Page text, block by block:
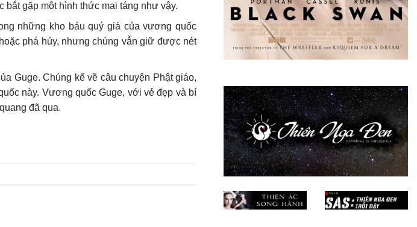
bắt gặp một hình thức mai táng như vậy.
những kho báu quý giá của vương quốc
phá hủy, nhưng chúng vẫn giữ được nét
Guge. Chúng kể về câu chuyện Phật giáo,
này. Vương quốc Guge, với vẻ đẹp và bí
đã qua.